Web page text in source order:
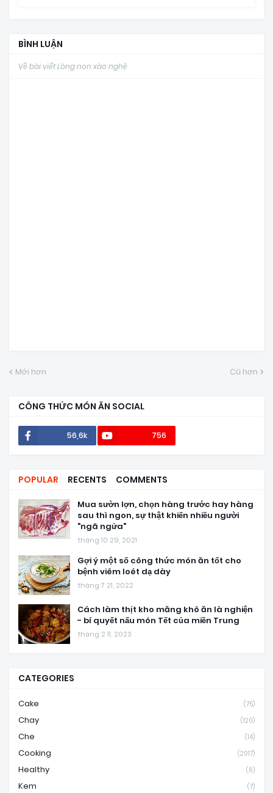
BÌNH LUẬN
Về bài viết Lòng non xào nghệ
Mới hơn Cũ hơn
CÔNG THỨC MÓN ĂN SOCIAL
56,6k 756
POPULAR RECENTS COMMENTS
Mua sườn lợn, chọn hàng trước hay hàng
sau thì ngon, sự thật khiến nhiều người
"ngã ngửa"
tháng 10 29, 2021
Gợi ý một số công thức món ăn tốt cho
bệnh viêm loét dạ dày
tháng 7 21, 2022
Cách làm thịt kho măng khô ăn là nghiện
- bí quyết nấu món Tết của miền Trung
tháng 2 11, 2023
CATEGORIES
Cake (75)
Chay (120)
Che (14)
Cooking (2017)
Healthy (6)
Kem (7)